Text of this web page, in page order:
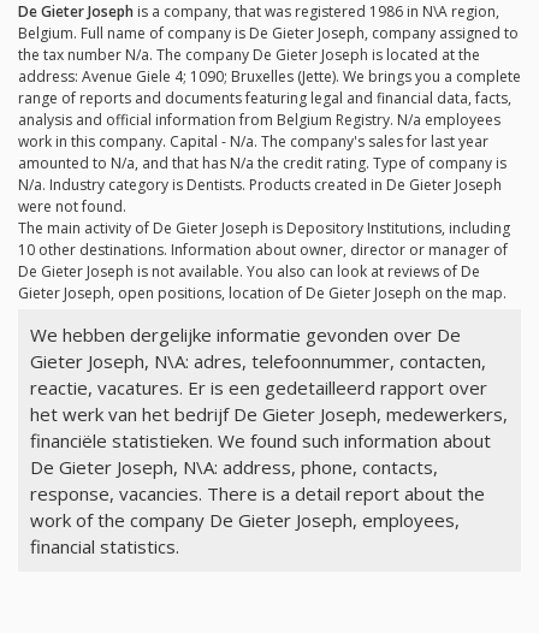
De Gieter Joseph is a company, that was registered 1986 in N\A region,
Belgium. Full name of company is De Gieter Joseph, company assigned to
the tax number N/a. The company De Gieter Joseph is located at the
address: Avenue Giele 4; 1090; Bruxelles (Jette). We brings you a complete
range of reports and documents featuring legal and financial data, facts,
analysis and official information from Belgium Registry. N/a employees
work in this company. Capital - N/a. The company's sales for last year
amounted to N/a, and that has N/a the credit rating. Type of company is
N/a. Industry category is Dentists. Products created in De Gieter Joseph
were not found.
The main activity of De Gieter Joseph is Depository Institutions, including
10 other destinations. Information about owner, director or manager of
De Gieter Joseph is not available. You also can look at reviews of De
Gieter Joseph, open positions, location of De Gieter Joseph on the map.
We hebben dergelijke informatie gevonden over De
Gieter Joseph, N\A: adres, telefoonnummer, contacten,
reactie, vacatures. Er is een gedetailleerd rapport over
het werk van het bedrijf De Gieter Joseph, medewerkers,
financiële statistieken. We found such information about
De Gieter Joseph, N\A: address, phone, contacts,
response, vacancies. There is a detail report about the
work of the company De Gieter Joseph, employees,
financial statistics.